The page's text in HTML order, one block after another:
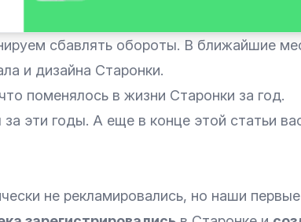
сбавлять обороты. В ближайшие
и дизайна Старонки.
поменялось в жизни Старонки за год.
эти годы. А еще в конце этой статьи
не рекламировались, но наши первые